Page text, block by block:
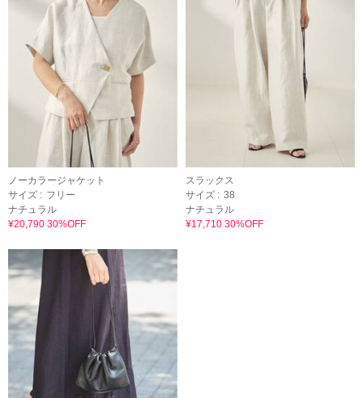
ノーカラージャケット
サイズ : フリー
ナチュラル
¥20,790 30%OFF
スラックス
サイズ : 38
ナチュラル
¥17,710 30%OFF